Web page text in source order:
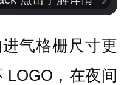
气格栅尺寸更
，在夜间